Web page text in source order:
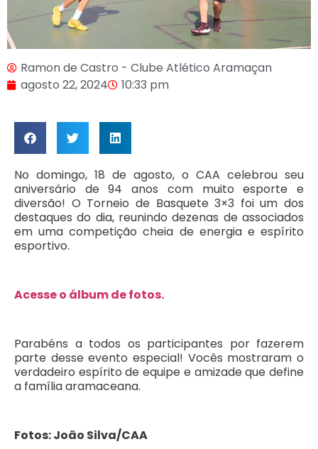
Ramon de Castro - Clube Atlético Aramaçan
agosto 22, 2024
10:33 pm
No domingo, 18 de agosto, o CAA celebrou seu
aniversário de 94 anos com muito esporte e
diversão! O Torneio de Basquete 3×3 foi um dos
destaques do dia, reunindo dezenas de associados
em uma competição cheia de energia e espírito
esportivo.
Acesse o álbum de fotos.
Parabéns a todos os participantes por fazerem
parte desse evento especial! Vocês mostraram o
verdadeiro espírito de equipe e amizade que define
a família aramaceana.
Fotos: João Silva/CAA